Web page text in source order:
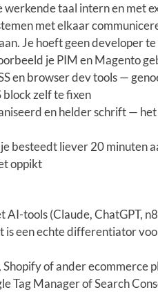
werkende taal intern en met
met elkaar
Je hoeft geen developer
je PIM en Magento
en browser dev tools —
block zelf te fixen
en helder schrift —
besteedt liever 20 minuten
oppikt
AI-tools (Claude, ChatGPT,
is een echte differentiator
of ander ecommerce
Tag Manager of Search